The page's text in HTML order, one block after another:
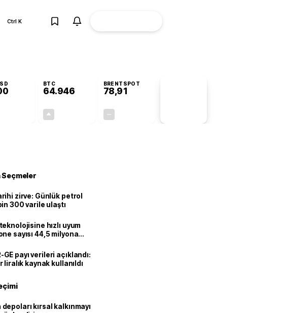
Ctrl K
BTC
64.946
BRENTSPOT
78,91
zirve: Günlük petrol
300 varile ulaştı
hızlı uyum
sayısı 44,5 milyona
GE payı verileri açıklandı:
liralık kaynak kullanıldı
kırsal kalkınmayı